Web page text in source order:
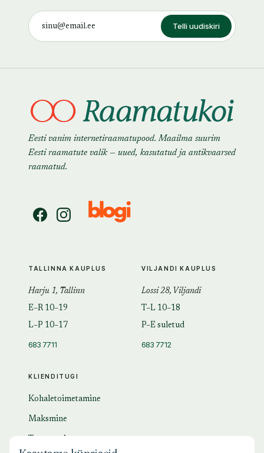
Telli uudiskiri
Eesti vanim internetiraamatupood. Maailma suurim
Eesti raamatute valik — uued, kasutatud ja antikvaarsed
raamatud.
KLIENDITUGI
Kohaletoimetamine
Maksmine
TALLINNA KAUPLUS
Harju 1, Tallinn
E–R 10–19
L–P 10–17
683 7711
VILJANDI KAUPLUS
Lossi 28, Viljandi
T–L 10–18
P–E suletud
683 7712